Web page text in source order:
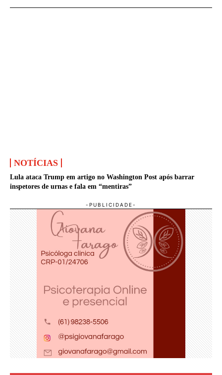
NOTÍCIAS
Lula ataca Trump em artigo no Washington Post após barrar
inspetores de urnas e fala em “mentiras”